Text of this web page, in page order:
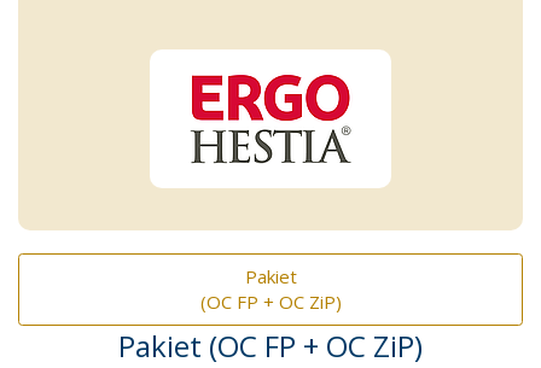
Pakiet
(OC FP + OC ZiP)
Pakiet (OC FP + OC ZiP)